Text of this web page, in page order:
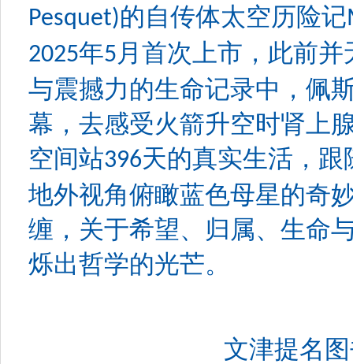
Pesquet)的自传体太空历险记
2025年5月首次上市，此前
与震撼力的生命记录中，佩
幕，去感受火箭升空时肾上
空间站396天的真实生活，
地外视角俯瞰蓝色母星的奇
缠，关于希望、归属、生命
烁出哲学的光芒。
文津提名图